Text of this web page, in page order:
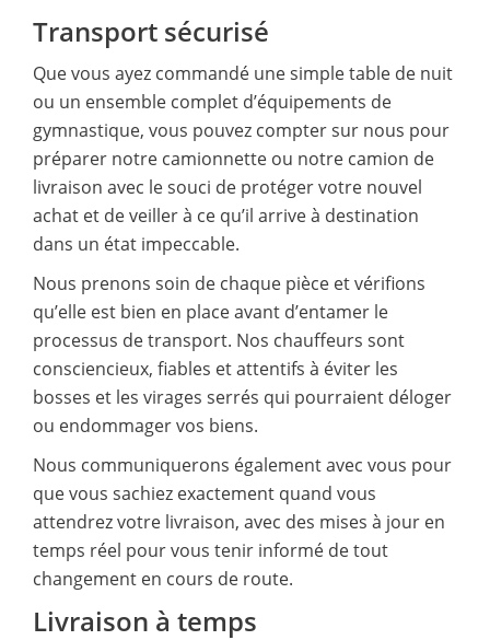
Transport sécurisé
Que vous ayez commandé une simple table de nuit
ou un ensemble complet d’équipements de
gymnastique, vous pouvez compter sur nous pour
préparer notre camionnette ou notre camion de
livraison avec le souci de protéger votre nouvel
achat et de veiller à ce qu’il arrive à destination
dans un état impeccable.
Nous prenons soin de chaque pièce et vérifions
qu’elle est bien en place avant d’entamer le
processus de transport. Nos chauffeurs sont
consciencieux, fiables et attentifs à éviter les
bosses et les virages serrés qui pourraient déloger
ou endommager vos biens.
Nous communiquerons également avec vous pour
que vous sachiez exactement quand vous
attendrez votre livraison, avec des mises à jour en
temps réel pour vous tenir informé de tout
changement en cours de route.
Livraison à temps